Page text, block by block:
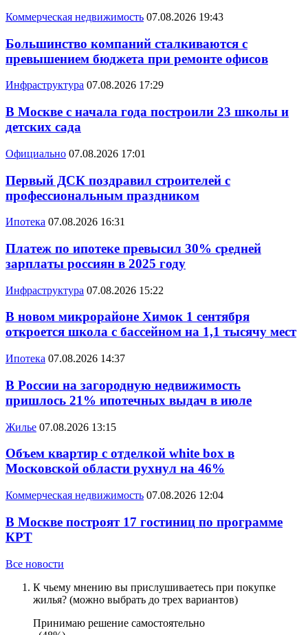
Коммерческая недвижимость 07.08.2026 19:43
Большинство компаний сталкиваются с
превышением бюджета при ремонте офисов
Инфраструктура 07.08.2026 17:29
В Москве с начала года построили 23 школы и
детских сада
Официально 07.08.2026 17:01
Первый ДСК поздравил строителей с
профессиональным праздником
Ипотека 07.08.2026 16:31
Платеж по ипотеке превысил 30% средней
зарплаты россиян в 2025 году
Инфраструктура 07.08.2026 15:22
В новом микрорайоне Химок 1 сентября
откроется школа с бассейном на 1,1 тысячу мест
Ипотека 07.08.2026 14:37
В России на загородную недвижимость
пришлось 21% ипотечных выдач в июле
Жилье 07.08.2026 13:15
Объем квартир с отделкой white box в
Московской области рухнул на 46%
Коммерческая недвижимость 07.08.2026 12:04
В Москве построят 17 гостиниц по программе
КРТ
Все новости
К чьему мнению вы прислушиваетесь при покупке
жилья? (можно выбрать до трех вариантов)
Принимаю решение самостоятельно